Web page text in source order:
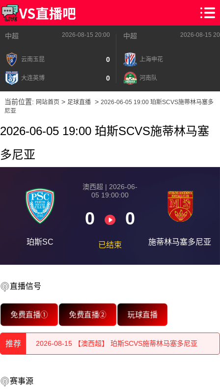
中超 2026-08-15 20:00
云南玉昆 0
大连英博 0
中超 2026-08-15
上海申花
河南队
当前位置: 网站首页> 足球直播> 2026-06-05 19:00 珀斯SCVS施蒂林马塞多
尼亚
2026-06-05 19:00 珀斯SCVS施蒂林马塞
多尼亚
珀斯SC
澳西超 | 2026-06-
05 19:00:00
0 0
已结束 施蒂林马塞多尼亚
直播信号
免费直播① 免费直播② 玩球直播
推荐
2026-08-15 【澳西超】 珀斯SCVS施蒂林马塞多尼亚
2026-08-15 【澳西超】 珀斯SCVS施蒂林马塞多尼亚
赛事源